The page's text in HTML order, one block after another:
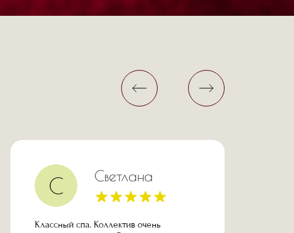
С Светлана
Классный спа. Коллектив очень